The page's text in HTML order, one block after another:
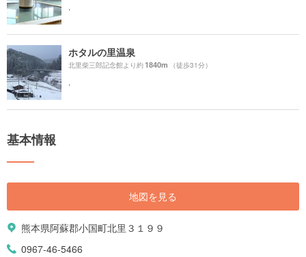
.
ホタルの里温泉
北里柴三郎記念館より約1840m （徒歩31分）
.
基本情報
地図を見る
熊本県阿蘇郡小国町北里３１９９
0967-46-5466